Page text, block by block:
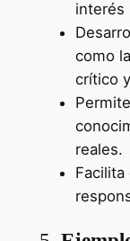
interés
como
crítico
reales.